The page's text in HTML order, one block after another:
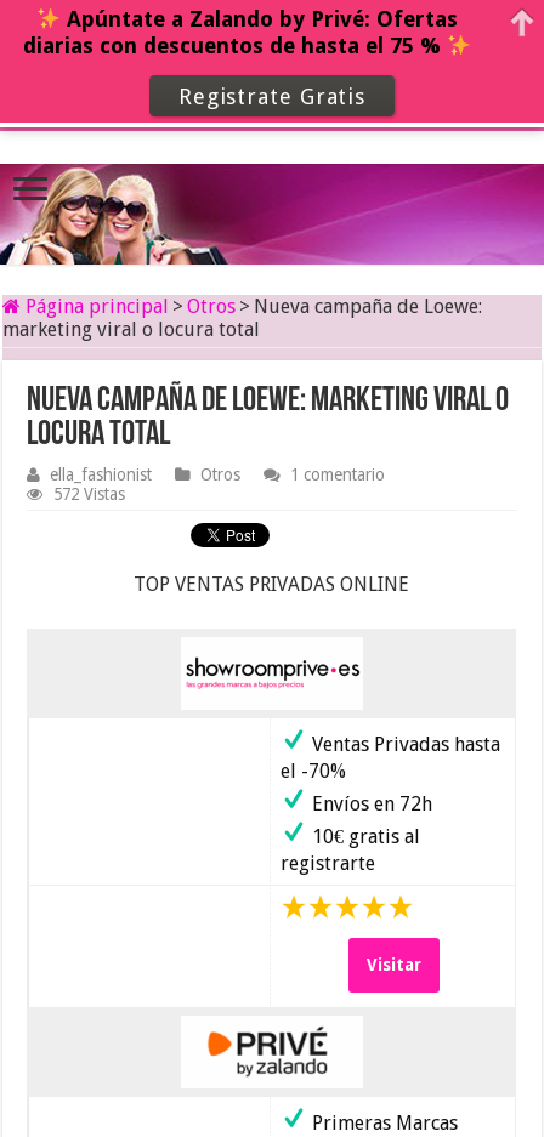
Página principal > Otros > Nueva campaña de Loewe:
marketing viral o locura total
Nueva campaña de Loewe: marketing viral o
locura total
ella_fashionist Otros
1 comentario
572 Vistas
TOP VENTAS PRIVADAS ONLINE
Ventas Privadas hasta
el -70%
Envíos en 72h
10€ gratis al
registrarte
Visitar
Primeras Marcas
Apúntate a Zalando by Privé: Ofertas
diarias con descuentos de hasta el 75 %
Registrate Gratis